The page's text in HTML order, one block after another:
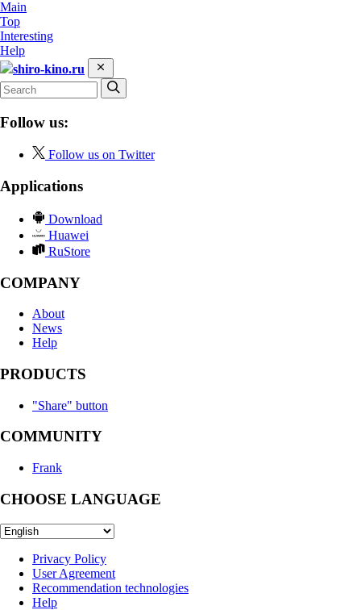
Main
Top
Interesting
Help
shiro-kino.ru
Follow us:
Follow us on Twitter
Applications
Download
Huawei
RuStore
COMPANY
About
News
Help
PRODUCTS
"Share" button
COMMUNITY
Frank
CHOOSE LANGUAGE
Privacy Policy
User Agreement
Recommendation technologies
Help